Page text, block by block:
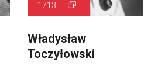
1713
Władysław
Toczyłowski